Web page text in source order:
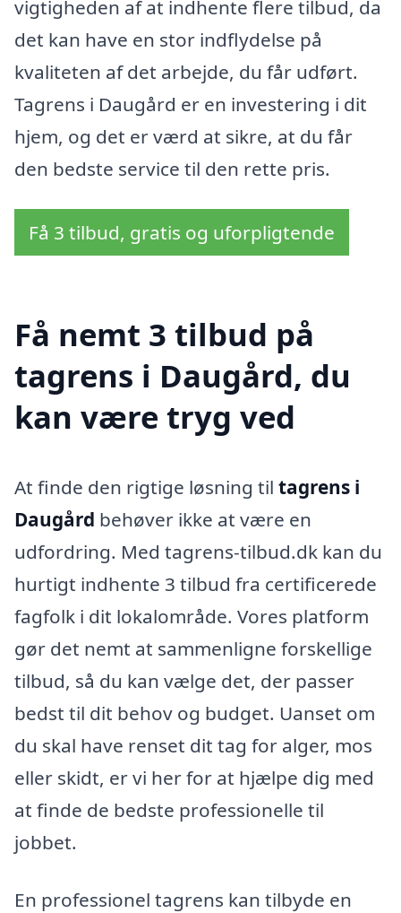
vigtigheden af at indhente flere tilbud, da
det kan have en stor indflydelse på
kvaliteten af det arbejde, du får udført.
Tagrens i Daugård er en investering i dit
hjem, og det er værd at sikre, at du får
den bedste service til den rette pris.
Få 3 tilbud, gratis og uforpligtende
Få nemt 3 tilbud på
tagrens i Daugård, du
kan være tryg ved
At finde den rigtige løsning til tagrens i
Daugård behøver ikke at være en
udfordring. Med tagrens-tilbud.dk kan du
hurtigt indhente 3 tilbud fra certificerede
fagfolk i dit lokalområde. Vores platform
gør det nemt at sammenligne forskellige
tilbud, så du kan vælge det, der passer
bedst til dit behov og budget. Uanset om
du skal have renset dit tag for alger, mos
eller skidt, er vi her for at hjælpe dig med
at finde de bedste professionelle til
jobbet.
En professionel tagrens kan tilbyde en